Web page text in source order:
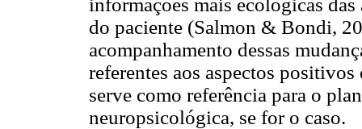
do paciente (Salmon & Bondi,
acompanhamento dessas
referentes aos aspectos
serve como referência para o
neuropsicológica, se for o caso.